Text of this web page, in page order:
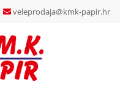
veleprodaja@kmk-papir.hr